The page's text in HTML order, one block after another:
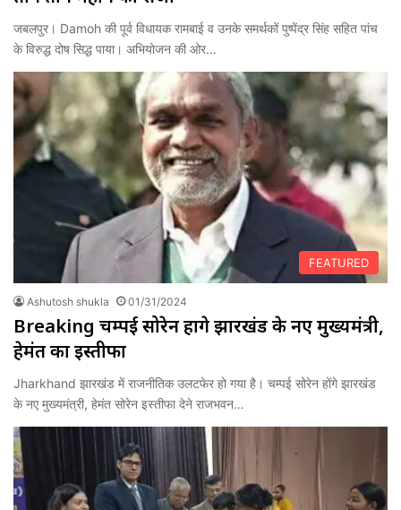
जबलपुर। Damoh की पूर्व विधायक रामबाई व उनके समर्थकों पुष्पेंद्र सिंह सहित पांच
के विरुद्ध दोष सिद्ध पाया। अभियोजन की ओर…
FEATURED
Ashutosh shukla 01/31/2024
Breaking चम्पई सोरेन होंगे झारखंड के नए मुख्यमंत्री,
हेमंत का इस्तीफा
Jharkhand झारखंड में राजनीतिक उलटफेर हो गया है। चम्पई सोरेन होंगे झारखंड
के नए मुख्यमंत्री, हेमंत सोरेन इस्तीफा देने राजभवन…